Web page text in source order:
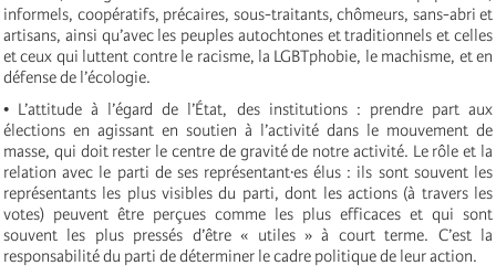
informels, coopératifs, précaires, sous-traitants, chômeurs, sans-abri et
artisans, ainsi qu’avec les peuples autochtones et traditionnels et celles
et ceux qui luttent contre le racisme, la LGBTphobie, le machisme, et en
défense de l’écologie.
• L’attitude à l’égard de l’État, des institutions : prendre part aux
élections en agissant en soutien à l’activité dans le mouvement de
masse, qui doit rester le centre de gravité de notre activité. Le rôle et la
relation avec le parti de ses représentant·es élus : ils sont souvent les
représentants les plus visibles du parti, dont les actions (à travers les
votes) peuvent être perçues comme les plus efficaces et qui sont
souvent les plus pressés d’être « utiles » à court terme. C’est la
responsabilité du parti de déterminer le cadre politique de leur action.